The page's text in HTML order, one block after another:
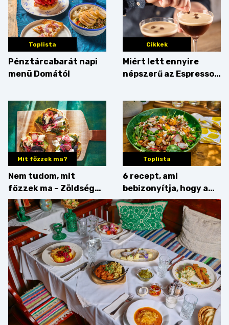
Toplista
Pénztárcabarát napi
menü Domától
Cikkek
Miért lett ennyire
népszerű az Espresso
érdemes enni mellé?
Mit főzzek ma?
Nem tudom, mit
főzzek ma – Zöldség
minden mennyiségben
Toplista
6 recept, ami
bebizonyítja, hogy a
barack húsok mellé is
zseniális